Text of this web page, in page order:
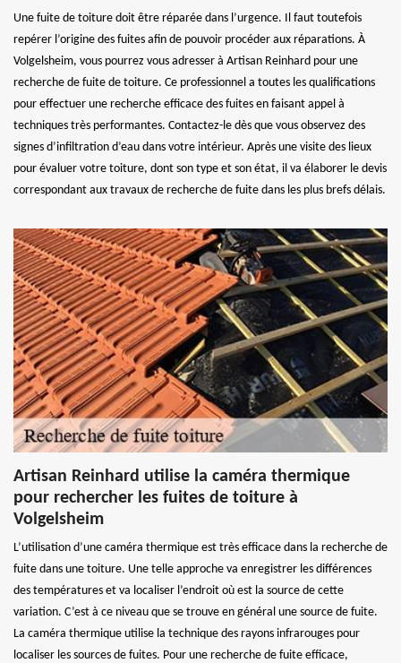
Une fuite de toiture doit être réparée dans l’urgence. Il faut toutefois
repérer l’origine des fuites afin de pouvoir procéder aux réparations. À
Volgelsheim, vous pourrez vous adresser à Artisan Reinhard pour une
recherche de fuite de toiture. Ce professionnel a toutes les qualifications
pour effectuer une recherche efficace des fuites en faisant appel à
techniques très performantes. Contactez-le dès que vous observez des
signes d’infiltration d’eau dans votre intérieur. Après une visite des lieux
pour évaluer votre toiture, dont son type et son état, il va élaborer le devis
correspondant aux travaux de recherche de fuite dans les plus brefs délais.
Artisan Reinhard utilise la caméra thermique
pour rechercher les fuites de toiture à
Volgelsheim
L’utilisation d’une caméra thermique est très efficace dans la recherche de
fuite dans une toiture. Une telle approche va enregistrer les différences
des températures et va localiser l’endroit où est la source de cette
variation. C’est à ce niveau que se trouve en général une source de fuite.
La caméra thermique utilise la technique des rayons infrarouges pour
localiser les sources de fuites. Pour une recherche de fuite efficace,